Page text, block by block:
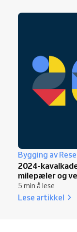
Bygging av
2024-
milepæler og
5 min å lese
Lese artikkel